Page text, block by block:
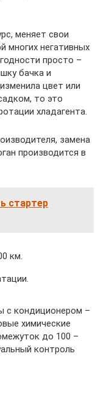
меняет свои
многих негативных
просто –
бачка и
цвет или
то это
хладагента.
замена
производится в
стартер
км.
с кондиционером –
химические
до 100 –
контроль